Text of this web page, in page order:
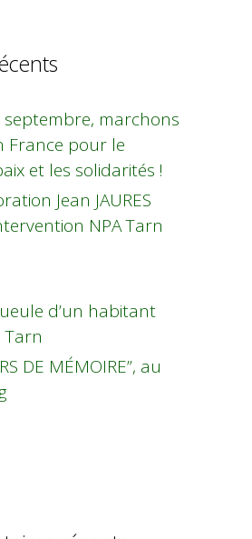
septembre, marchons
France pour le
et les solidarités !
Jean JAURES
NPA Tarn
d’un habitant
DE MÉMOIRE”, au